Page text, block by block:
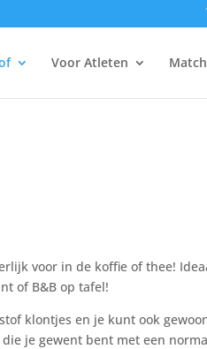
Voor Atleten
voor in de koffie of thee!
of B&B op tafel!
klontjes en je kunt ook
je gewent bent met een